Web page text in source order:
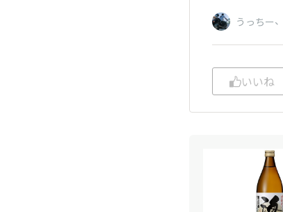
うっちー、
いいね